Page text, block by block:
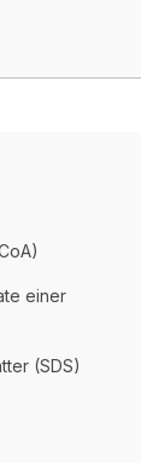
einer
(SDS)